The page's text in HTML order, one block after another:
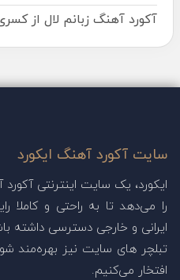
آکورد آهنگ زبانم لال از
سایت آکورد آهنگ ایکورد
ایکورد، یک سایت اینترنتی
را می‌دهد تا به راحتی و کاملا
ایرانی و خارجی دسترسی داشته
تبلچر های سایت نیز بهره‌مند
افتخار می‌کنیم.